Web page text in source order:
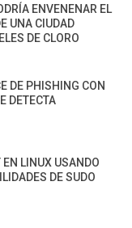
ENVENENAR EL
UNA CIUDAD
DE CLORO
DE PHISHING CON
DETECTA
LINUX USANDO
DE SUDO